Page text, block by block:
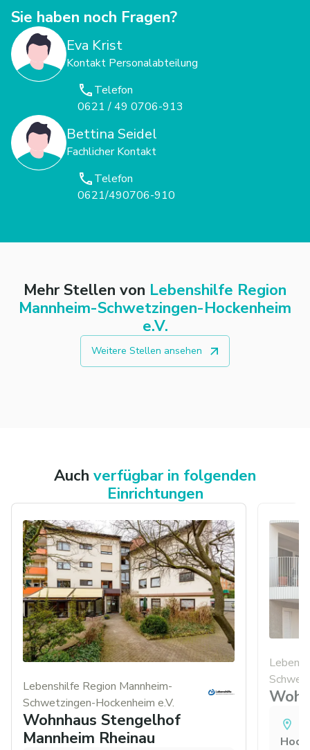
Sie haben noch Fragen?
Eva Krist
Kontakt Personalabteilung
Telefon
0621 / 49 0706-913
Bettina Seidel
Fachlicher Kontakt
Telefon
0621/490706-910
Mehr Stellen von Lebenshilfe Region
Mannheim-Schwetzingen-Hockenheim
e.V.
Weitere Stellen ansehen
Auch verfügbar in folgenden
Einrichtungen
Lebenshilfe Region Mannheim-
Schwetzingen-Hockenheim e.V.
Wohnhaus Stengelhof
Mannheim Rheinau